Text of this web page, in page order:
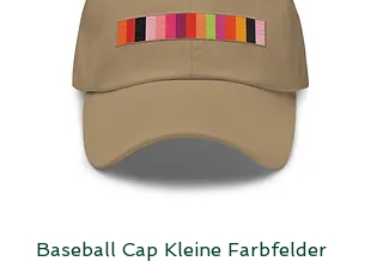
Baseball Cap Kleine Farbfelder